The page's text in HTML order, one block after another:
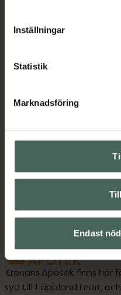
cookieinställningar. Ett
lagligheten av
Inställningar
Statistik
Marknadsföring
Endast
Instruktioner
Basmakeup
Kronans Apotek finns här
syd till Lappland i norr,